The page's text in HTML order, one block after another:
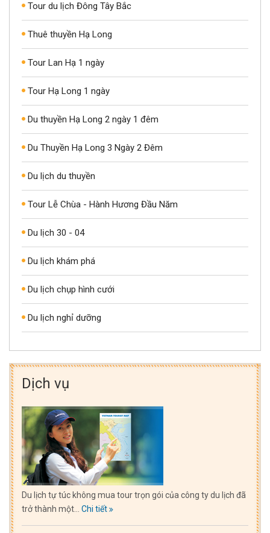
Tour du lịch Đông Tây Bắc
Thuê thuyền Hạ Long
Tour Lan Hạ 1 ngày
Tour Hạ Long 1 ngày
Du thuyền Hạ Long 2 ngày 1 đêm
Du Thuyền Hạ Long 3 Ngày 2 Đêm
Du lịch du thuyền
Tour Lễ Chùa - Hành Hương Đầu Năm
Du lịch 30 - 04
Du lịch khám phá
Du lịch chụp hình cưới
Du lịch nghỉ dưỡng
Dịch vụ
Du lịch tự túc không mua tour trọn gói của công ty du lịch đã
trở thành một... Chi tiết